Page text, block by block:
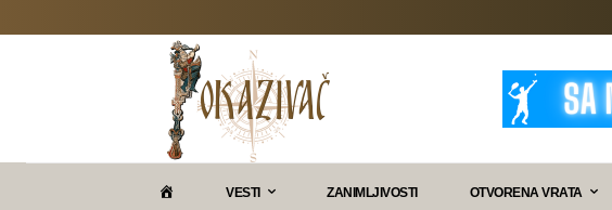
VESTI ZANIMLJIVOSTI OTVORENA VRATA